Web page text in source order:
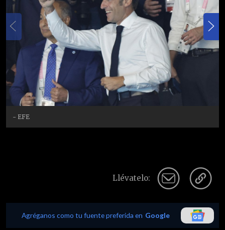
- EFE
Llévatelo:
Agréganos como tu fuente preferida en Google